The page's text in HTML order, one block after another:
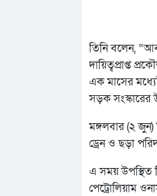
তিনি বলেন,
দায়িত্বপ্রাপ্ত
এক মাসের
সড়ক সংস্কারের
মঙ্গলবার (২ জুন)
ড্রেন ও ছড়া
এ সময় উপস্থিত
পেট্রোলিয়াম